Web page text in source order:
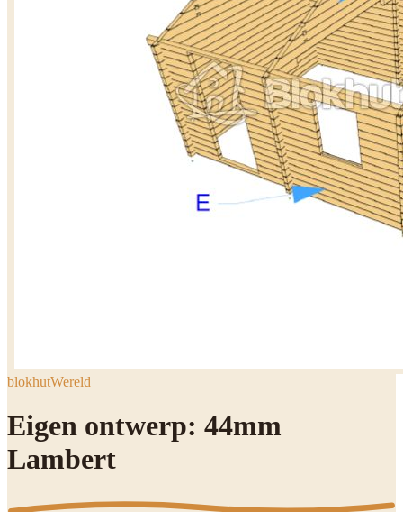
blokhutWereld
Eigen ontwerp: 44mm
Lambert